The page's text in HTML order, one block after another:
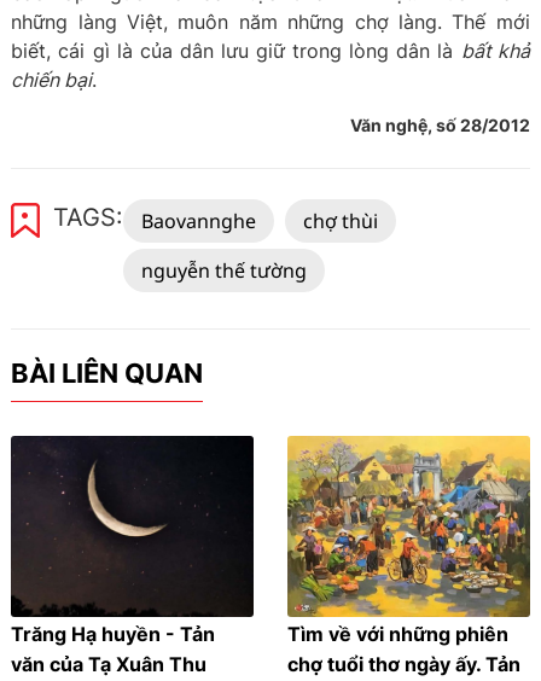
những làng Việt, muôn năm những chợ làng. Thế mới
biết, cái gì là của dân lưu giữ trong lòng dân là bất khả
chiến bại.
Văn nghệ, số 28/2012
TAGS: Baovannghe
chợ thùi
nguyễn thế tường
BÀI LIÊN QUAN
Trăng Hạ huyền - Tản
văn của Tạ Xuân Thu
Tìm về với những phiên
chợ tuổi thơ ngày ấy. Tản